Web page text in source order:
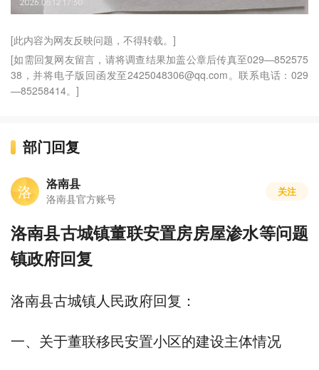
[此内容为网友反映问题，不得转载。]
[如需回复网友留言，请将调查结果加盖公章后传真至029—852575
38，并将电子版回函发至2425048306@qq.com。联系电话：029
—85258414。]
部门回复
洛 洛南县
洛南县官方账号
关注
洛南县古城镇董联安置房房屋渗水等问题
镇政府回复
洛南县古城镇人民政府回复：
一、关于董联移民安置小区的建设主体情况